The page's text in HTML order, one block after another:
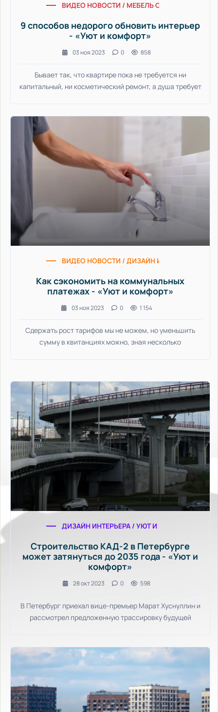
ВИДЕО НОВОСТИ / МЕБЕЛЬ СДЕЛАЙ САМ /
9 способов недорого обновить интерьер
- «Уют и комфорт»
03 ноя 2023 0 858
Бывает так, что квартире пока не требуется ни
капитальный, ни косметический ремонт, а душа требует
ВИДЕО НОВОСТИ / ДИЗАЙН ИНТЕРЬЕРА /
Как сэкономить на коммунальных
платежах - «Уют и комфорт»
03 ноя 2023 0 1 154
Сдержать рост тарифов мы не можем, но уменьшить
сумму в квитанциях можно, зная несколько
ДИЗАЙН ИНТЕРЬЕРА / УЮТ И КОМФОРТ
Строительство КАД-2 в Петербурге
может затянуться до 2035 года - «Уют и
комфорт»
28 окт 2023 0 598
В Петербург приехал вице-премьер Марат Хуснуллин и
рассмотрел предложенную трассировку будущей